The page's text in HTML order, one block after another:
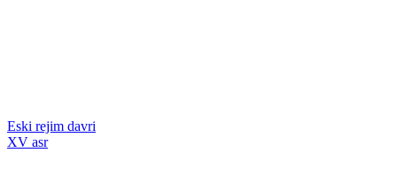
Eski rejim davri
XV asr